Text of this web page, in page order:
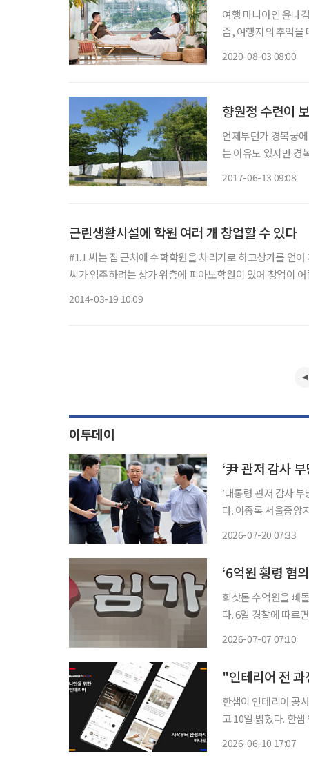
여행 마니아인 윤나
즘, 여행지의 추억을
2020-08-03 08:00
향원정 수련이
언제부턴가 경복궁
는 이유도 있지만 경
2017-06-13 09:08
근린생활시설에 학원 여러 개 창업할 수 있다
#1. L씨는 집 근처에 수학학원을 차리기로 하고상가를 얻
씨가 입주하려는 상가 위층에 피아노학원이 있어 창업이
2014-03-19 10:09
이투데이
‘尹 관저 감사
‘대통령 관저 감사
다. 이종록 서울중앙지법 영장전담 부장판사는 이날 오전 10시 직권남용 혐의를 받는 유 위원
2026-07-20 07:33
‘6억원 횡령 혐
회삿돈 수억원을 빼
다. 6일 경찰에 따르면 서울 성북경찰서는 김 회장을 특정경제범죄 가중처벌법상 횡령 혐의로
2026-07-07 07:10
"인테리어 전
한샘이 인테리어 공
고 10일 밝혔다. 한샘 인테리어 플래너는 한샘의 인테리어 상담·시공 시스템을 모바일 환경에
2026-06-10 17:07